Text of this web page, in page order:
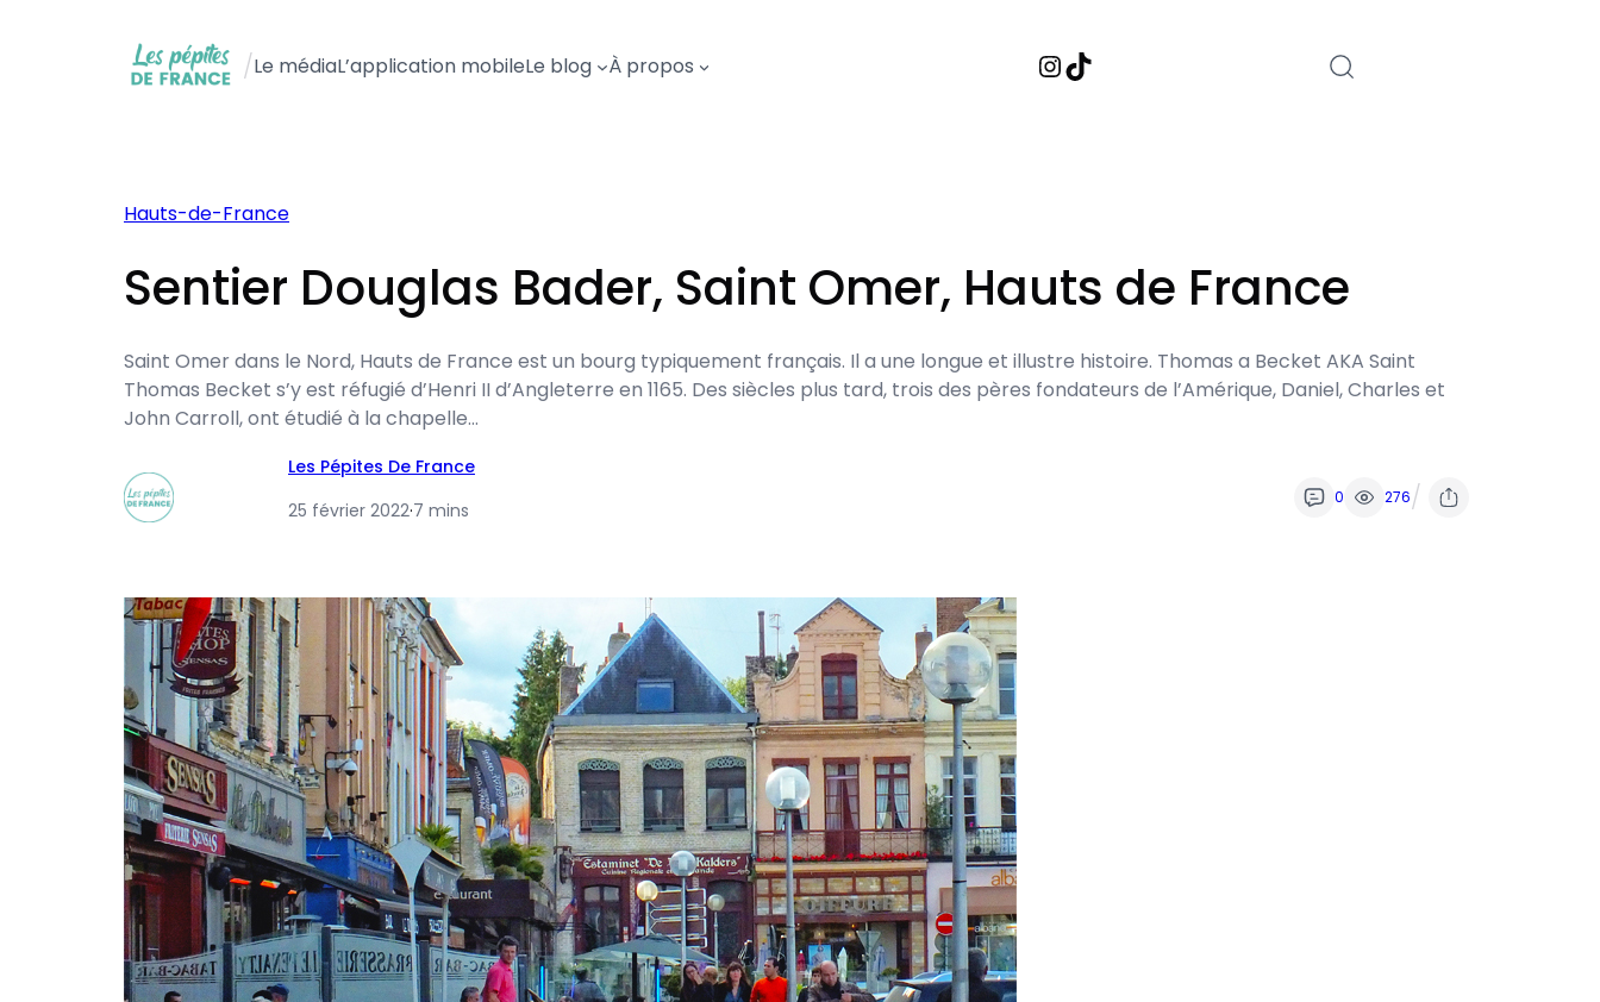
/Le médiaL’application mobileLe blog À propos Instagram
TikTok
Hauts-de-France
Sentier Douglas Bader, Saint Omer, Hauts de France
Saint Omer dans le Nord, Hauts de France est un bourg typiquement français. Il a une longue et illustre histoire. Thomas a Becket AKA Saint
Thomas Becket s’y est réfugié d’Henri II d’Angleterre en 1165. Des siècles plus tard, trois des pères fondateurs de l’Amérique, Daniel, Charles et
John Carroll, ont étudié à la chapelle…
Les Pépites De France
25 février 2022·7 mins
0 276/